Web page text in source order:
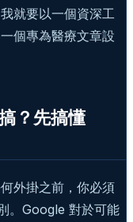
就要以一個資深工
個專為醫療文章設
？先搞懂
外掛之前，你必須
。Google 對於可能